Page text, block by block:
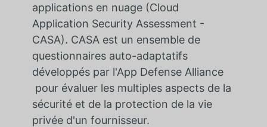
applications en nuage (Cloud
Application Security Assessment -
CASA). CASA est un ensemble de
questionnaires auto-adaptatifs
développés par l'App Defense Alliance
pour évaluer les multiples aspects de la
sécurité et de la protection de la vie
privée d'un fournisseur.